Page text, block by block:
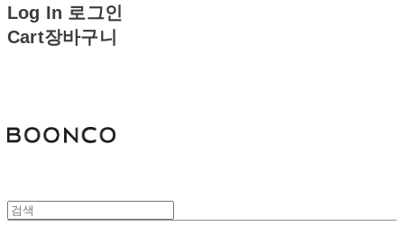
Log In 로그인
Cart장바구니